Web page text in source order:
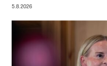
5.8.2026